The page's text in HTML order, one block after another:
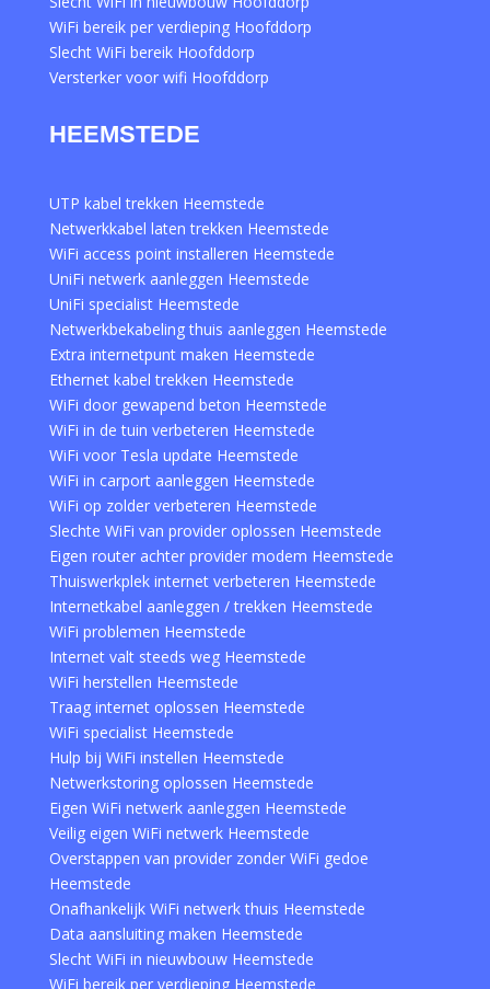
WiFi bereik per verdieping Hoofddorp
Slecht WiFi bereik Hoofddorp
Versterker voor wifi Hoofddorp
HEEMSTEDE
UTP kabel trekken Heemstede
Netwerkkabel laten trekken Heemstede
WiFi access point installeren Heemstede
UniFi netwerk aanleggen Heemstede
UniFi specialist Heemstede
Netwerkbekabeling thuis aanleggen Heemstede
Extra internetpunt maken Heemstede
Ethernet kabel trekken Heemstede
WiFi door gewapend beton Heemstede
WiFi in de tuin verbeteren Heemstede
WiFi voor Tesla update Heemstede
WiFi in carport aanleggen Heemstede
WiFi op zolder verbeteren Heemstede
Slechte WiFi van provider oplossen Heemstede
Eigen router achter provider modem Heemstede
Thuiswerkplek internet verbeteren Heemstede
Internetkabel aanleggen / trekken Heemstede
WiFi problemen Heemstede
Internet valt steeds weg Heemstede
WiFi herstellen Heemstede
Traag internet oplossen Heemstede
WiFi specialist Heemstede
Hulp bij WiFi instellen Heemstede
Netwerkstoring oplossen Heemstede
Eigen WiFi netwerk aanleggen Heemstede
Veilig eigen WiFi netwerk Heemstede
Overstappen van provider zonder WiFi gedoe
Heemstede
Onafhankelijk WiFi netwerk thuis Heemstede
Data aansluiting maken Heemstede
Slecht WiFi in nieuwbouw Heemstede
WiFi bereik per verdieping Heemstede